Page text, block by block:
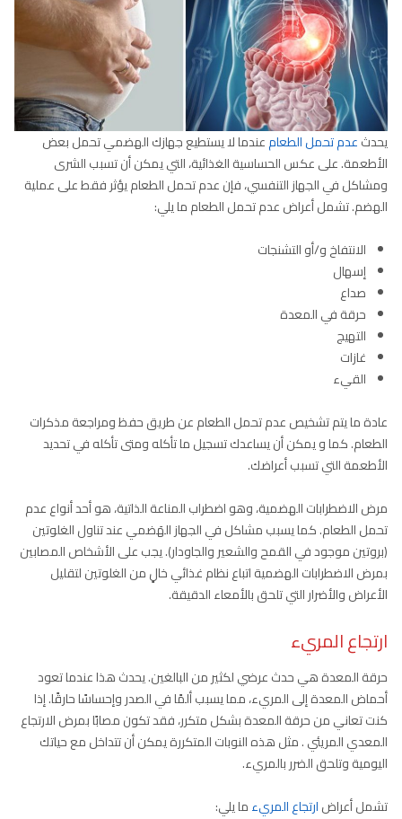
يحدثعدم تحمل الطعامعندما لا يستطيع جهازك الهضمي تحمل بعض
الأطعمة. على عكس الحساسية الغذائية، التي يمكن أن تسبب الشرى
ومشاكل في الجهاز التنفسي، فإن عدم تحمل الطعام يؤثر فقط على عملية
الهضم. تشمل أعراض عدم تحمل الطعام ما يلي:
الانتفاخ و/أو التشنجات
إسهال
صداع
حرقة في المعدة
التهيج
غازات
القيء
عادة ما يتم تشخيص عدم تحمل الطعام عن طريق حفظ ومراجعة مذكرات
الطعام. كما و يمكن أن يساعدك تسجيل ما تأكله ومتى تأكله في تحديد
الأطعمة التي تسبب أعراضك.
مرض الاضطرابات الهضمية، وهو اضطراب المناعة الذاتية، هو أحد أنواع عدم
تحمل الطعام. كما يسبب مشاكل في الجهاز الهَضمي عند تناول الغلوتين
(بروتين موجود في القمح والشعير والجاودار). يجب على الأشخاص المصابين
بمرض الاضطرابات الهضمية اتباع نظام غذائي خالٍ من الغلوتين لتقليل
الأعراض والأضرار التي تلحق بالأمعاء الدقيقة.
ارتجاع المريء
حرقة المعدة هي حدث عرضي لكثير من البالغين. يحدث هذا عندما تعود
أحماض المعدة إلى المريء، مما يسبب ألمًا في الصدر وإحساسًا حارقًا. إذا
كنت تعاني من حرقة المعدة بشكل متكرر، فقد تكون مصابًا بمرض الارتجاع
المعدي المريئي . مثل هذه النوبات المتكررة يمكن أن تتداخل مع حياتك
اليومية وتلحق الضرر بالمريء.
تشمل أعراضارتجاع المريءما يلي: